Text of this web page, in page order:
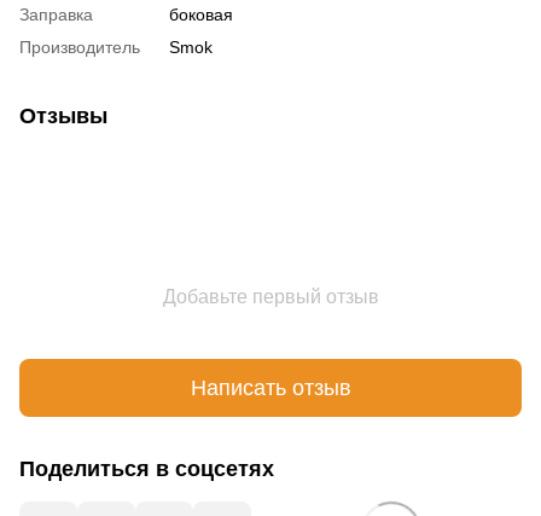
Заправка
боковая
Производитель
Smok
Отзывы
Добавьте первый отзыв
Написать отзыв
Поделиться в соцсетях